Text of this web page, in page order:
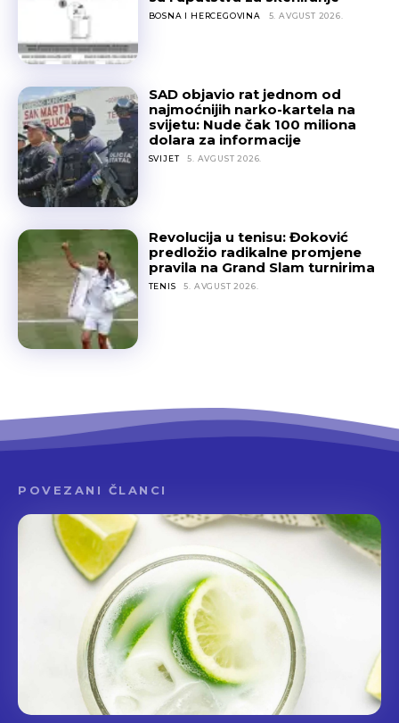
BOSNA I HERCEGOVINA 5. AVGUST 2026.
SAD objavio rat jednom od
najmoćnijih narko-kartela na
svijetu: Nude čak 100 miliona
dolara za informacije
SVIJET 5. AVGUST 2026.
Revolucija u tenisu: Đoković
predložio radikalne promjene
pravila na Grand Slam turnirima
TENIS 5. AVGUST 2026.
POVEZANI ČLANCI